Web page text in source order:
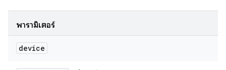
พารามิเตอร์
device